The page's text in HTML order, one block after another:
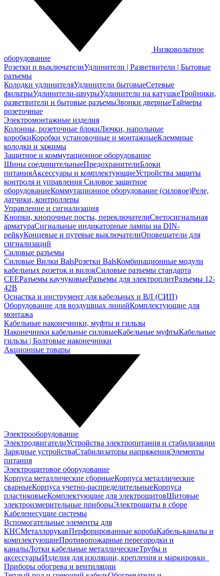
Низковольтное
оборудование
Розетки и выключателиУдлинители | Разветвители | Бытовые
разъемы
Колодки удлинителяУдлинители бытовыеСетевые
фильтрыУдлинители-шнурыУдлинители на катушкеТройники,
разветвители и бытовые разъемыЗвонки дверныеТаймеры
розеточные
Электромонтажные изделия
Колонны, розеточные блокиЛючки, напольные
коробкиКоробки установочные и монтажныеКлеммные
колодки и зажимы
Защитное и коммутационное оборудование
Шины соединительныеПредохранителиБлоки
питанияАксессуары и комплектующиеУстройства защиты
контроля и управления Силовое защитное
оборудованиеКоммутационное оборудование (силовое)Реле,
датчики, контроллеры
Управление и сигнализация
Кнопки, кнопочные посты, переключателиСветосигнальная
арматураСигнальные индикаторные лампы на DIN-
рейкуКонцевые и путевые выключателиОповещатели для
сигнализаций
Силовые разъемы
Силовые Вилки BalsРозетки BalsКомбинационные модули
кабельных розеток и вилокСиловые разъемы стандарта
CEEРазъемы каучуковыеРазъемы для электроплитРазъемы 12-
42В
Оснастка и инструмент для кабельных и ВЛ (СИП)
Оборудование для воздушных линийКомплектующие для
монтажа
Кабельные наконечники, муфты и гильзы
Наконечники кабельные силовыеКабельные муфтыКабельные
гильзы | Болтовые наконечники
Акционные товары
Электрооборудование
ЭлектродвигателиУстройства электропитания и стабилизации
Зарядные устройстваСтабилизаторы напряженияЭлементы
питания
Электрощитовое оборудование
Корпуса металлические сборныеКорпуса металлические
сварныеКорпуса учетно-распределительныеКорпуса
пластиковыеКомплектующие для электрощитовЩитовые
электроизмерительные приборыЭлектрощиты в сборе
Кабеленесущие системы
Вспомогательные элементы для
КНСМеталлорукавПерфорированные коробаКабель-каналы и
комплектующиеПротивопожарные перегородки и
каналыЛотки кабельные металлическиеТрубы и
аксессуарыИзделия для изоляции, крепления и маркировки
Приборы обогрева и вентиляции